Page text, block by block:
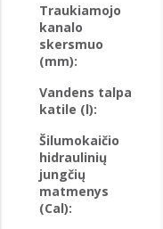
Traukiamojo
kanalo
skersmuo
(mm):
Vandens talpa
katile (l):
Šilumokaičio
hidraulinių
jungčių
matmenys
(Cal):